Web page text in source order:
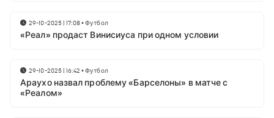
29-10-2025 | 17:08•Футбол
«Реал» продаст Винисиуса при одном условии
29-10-2025 | 16:42 •Футбол
Араухо назвал проблему «Барселоны» в матче с
«Реалом»